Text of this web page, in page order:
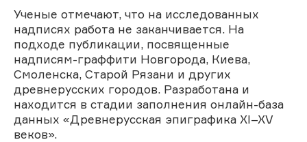
Ученые отмечают, что на исследованных
надписях работа не заканчивается. На
подходе публикации, посвященные
надписям-граффити Новгорода, Киева,
Смоленска, Старой Рязани и других
древнерусских городов. Разработана и
находится в стадии заполнения онлайн-база
данных «Древнерусская эпиграфика XI–XV
веков».